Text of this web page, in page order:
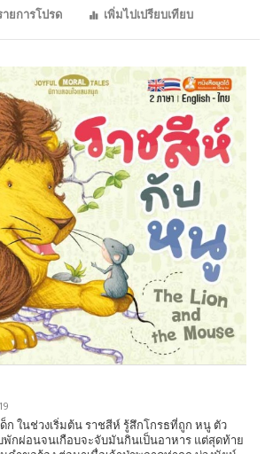
ายการโปรด
เพิ่มไปเปรียบเทียบ
ก ในช่วงเริ่มต้น ราชสีห์ รู้สึกโกรธที่ถูก หนู ตัว
พักผ่อนจนเกือบจะจับมันกินเป็นอาหาร แต่สุดท้าย